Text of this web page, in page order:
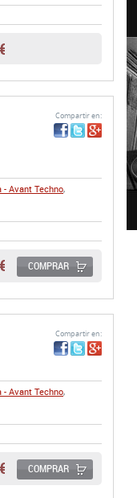
- Avant Techno,
Compartir en:
COMPRAR
- Avant Techno,
Compartir en:
COMPRAR